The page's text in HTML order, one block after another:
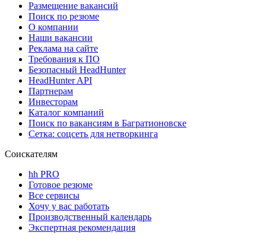
Размещение вакансий
Поиск по резюме
О компании
Наши вакансии
Реклама на сайте
Требования к ПО
Безопасный HeadHunter
HeadHunter API
Партнерам
Инвесторам
Каталог компаний
Поиск по вакансиям в Багратионовске
Сетка: соцсеть для нетворкинга
Соискателям
hh PRO
Готовое резюме
Все сервисы
Хочу у вас работать
Производственный календарь
Экспертная рекомендация